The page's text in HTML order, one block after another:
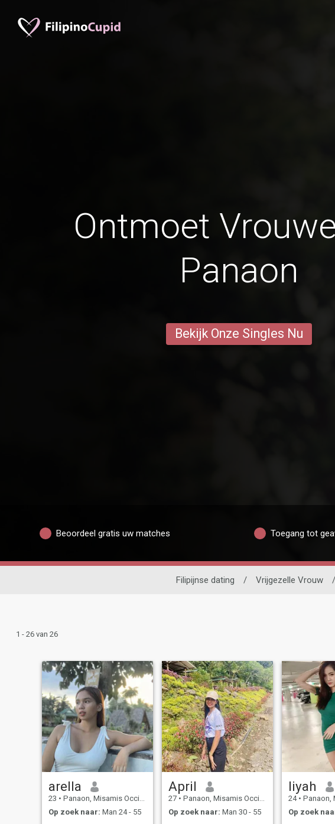
Ontmoet
Panaon
Bekijk Onze Singles Nu
Beoordeel gratis uw matches Toegang tot
Filipijnse dating / Vrijgezelle Vrouw /
1 - 26 van 26
arella
23 • Panaon, Misamis Occidental, Filipijnen
Op zoek naar: Man 24 - 55
April
27 • Panaon, Misamis Occidental, Filipijnen
Op zoek naar: Man 30 - 55
liyah
24 • Panaon,
Op zoek